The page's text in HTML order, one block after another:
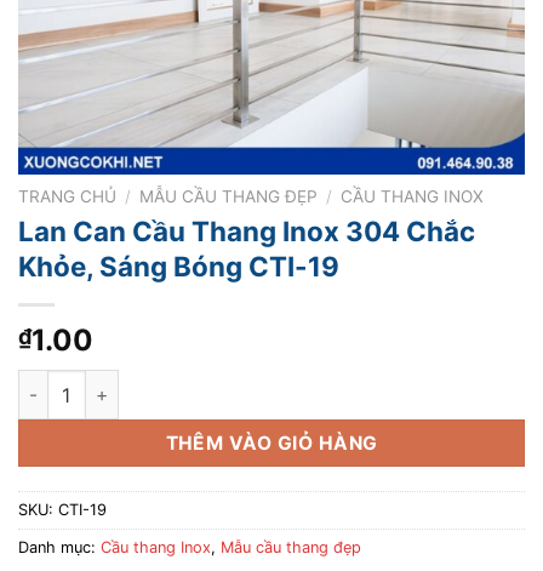
TRANG CHỦ / MẪU CẦU THANG ĐẸP / CẦU THANG INOX
Lan Can Cầu Thang Inox 304 Chắc
Khỏe, Sáng Bóng CTI-19
₫1.00
Lan Can Cầu Thang Inox 304 Chắc Khỏe, Sáng Bóng CTI-19
THÊM VÀO GIỎ HÀNG
SKU: CTI-19
Danh mục: Cầu thang Inox, Mẫu cầu thang đẹp